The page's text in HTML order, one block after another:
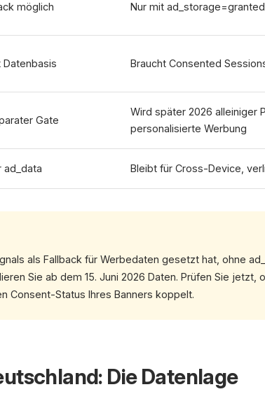
möglich Nur mit ad_storage=granted
Datenbasis Braucht Consented
Gate
Wird später 2026 alleiniger
personalisierte Werbung
ad_data Bleibt für Cross-Device,
als Fallback für Werbedaten gesetzt hat, ohne
Sie ab dem 15. Juni 2026 Daten. Prüfen Sie jetzt,
Consent-Status Ihres Banners koppelt.
Die Datenlage